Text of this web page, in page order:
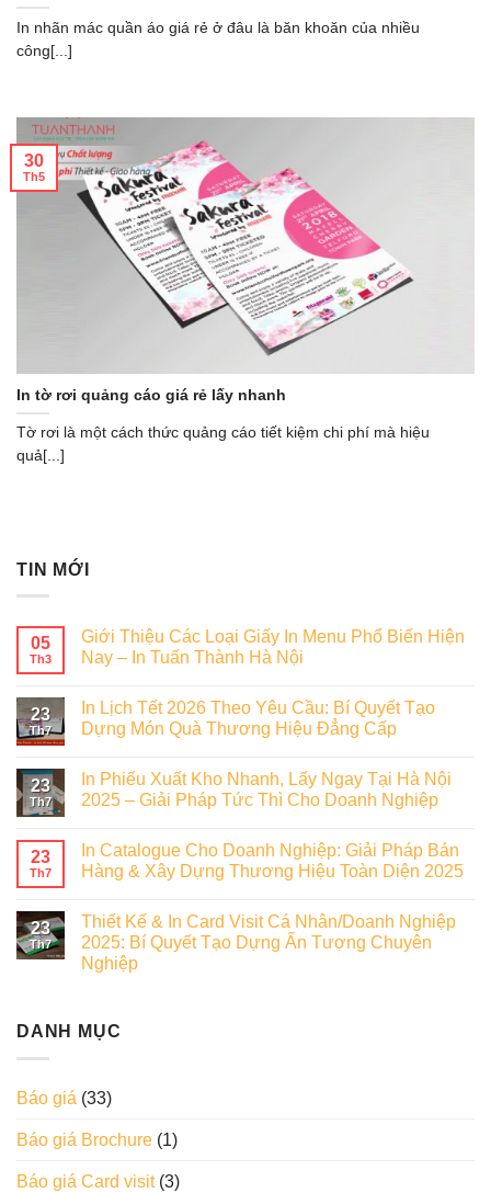
In nhãn mác quần áo giá rẻ ở đâu là băn khoăn của nhiều
công[...]
In tờ rơi quảng cáo giá rẻ lấy nhanh
Tờ rơi là một cách thức quảng cáo tiết kiệm chi phí mà hiệu
quả[...]
30
Th5
TIN MỚI
05
Th3
Giới Thiệu Các Loại Giấy In Menu Phổ Biến Hiện
Nay – In Tuấn Thành Hà Nội
23
Th7
In Lịch Tết 2026 Theo Yêu Cầu: Bí Quyết Tạo
Dựng Món Quà Thương Hiệu Đẳng Cấp
23
Th7
In Phiếu Xuất Kho Nhanh, Lấy Ngay Tại Hà Nội
2025 – Giải Pháp Tức Thì Cho Doanh Nghiệp
23
Th7
In Catalogue Cho Doanh Nghiệp: Giải Pháp Bán
Hàng & Xây Dựng Thương Hiệu Toàn Diện 2025
23
Th7
Thiết Kế & In Card Visit Cá Nhân/Doanh Nghiệp
2025: Bí Quyết Tạo Dựng Ấn Tượng Chuyên
Nghiệp
DANH MỤC
Báo giá (33)
Báo giá Brochure (1)
Báo giá Card visit(3)